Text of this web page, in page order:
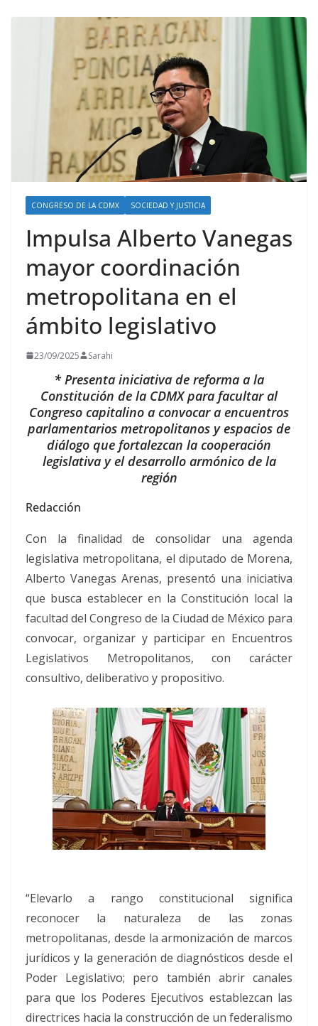
CONGRESO DE LA CDMX SOCIEDAD Y JUSTICIA
Impulsa Alberto Vanegas
mayor coordinación
metropolitana en el
ámbito legislativo
23/09/2025 Sarahi
* Presenta iniciativa de reforma a la
Constitución de la CDMX para facultar al
Congreso capitalino a convocar a encuentros
parlamentarios metropolitanos y espacios de
diálogo que fortalezcan la cooperación
legislativa y el desarrollo armónico de la
región
Redacción
Con la finalidad de consolidar una agenda
legislativa metropolitana, el diputado de Morena,
Alberto Vanegas Arenas, presentó una iniciativa
que busca establecer en la Constitución local la
facultad del Congreso de la Ciudad de México para
convocar, organizar y participar en Encuentros
Legislativos Metropolitanos, con carácter
consultivo, deliberativo y propositivo.
“Elevarlo a rango constitucional significa
reconocer la naturaleza de las zonas
metropolitanas, desde la armonización de marcos
jurídicos y la generación de diagnósticos desde el
Poder Legislativo; pero también abrir canales
para que los Poderes Ejecutivos establezcan las
directrices hacia la construcción de un federalismo